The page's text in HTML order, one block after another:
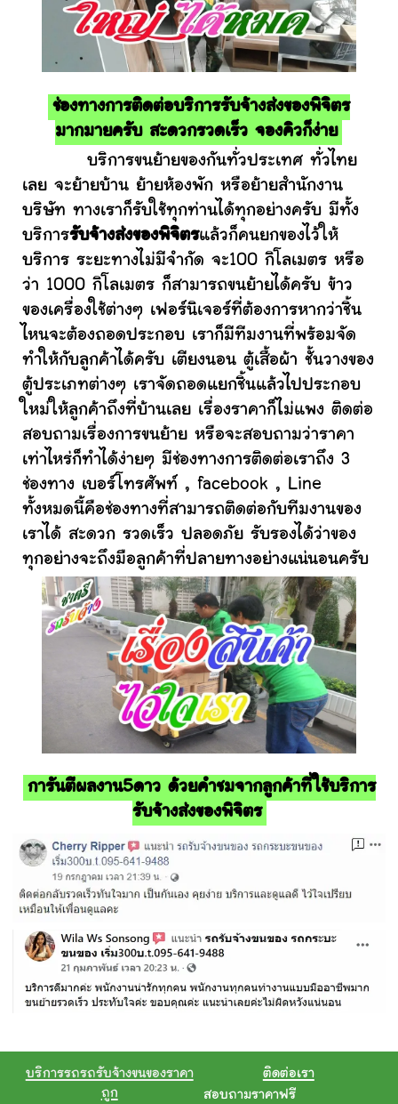
ช่องทางการติดต่อบริการรับจ้างส่งของพิจิตร
มากมายครับ สะดวกรวดเร็ว จองคิวก็ง่าย
บริการขนย้ายของกันทั่วประเทศ ทั่วไทย
เลย จะย้ายบ้าน ย้ายห้องพัก หรือย้ายสำนักงาน
บริษัท ทางเราก็รับใช้ทุกท่านได้ทุกอย่างครับ มีทั้ง
บริการรับจ้างส่งของพิจิตรแล้วก็คนยกของไว้ให้
บริการ ระยะทางไม่มีจำกัด จะ100 กิโลเมตร หรือ
ว่า 1000 กิโลเมตร ก็สามารถขนย้ายได้ครับ ข้าว
ของเครื่องใช้ต่างๆ เฟอร์นิเจอร์ที่ต้องการหากว่าชิ้น
ไหนจะต้องถอดประกอบ เราก็มีทีมงานที่พร้อมจัด
ทำให้กับลูกค้าได้ครับ เตียงนอน ตู้เสื้อผ้า ชั้นวางของ
ตู้ประเภทต่างๆ เราจัดถอดแยกชิ้นแล้วไปประกอบ
ใหม่ให้ลูกค้าถึงที่บ้านเลย เรื่องราคาก็ไม่แพง ติดต่อ
สอบถามเรื่องการขนย้าย หรือจะสอบถามว่าราคา
เท่าไหร่ก็ทำได้ง่ายๆ มีช่องทางการติดต่อเราถึง 3
ช่องทาง เบอร์โทรศัพท์ , facebook , Line
ทั้งหมดนี้คือช่องทางที่สามารถติดต่อกับทีมงานของ
เราได้ สะดวก รวดเร็ว ปลอดภัย รับรองได้ว่าของ
ทุกอย่างจะถึงมือลูกค้าที่ปลายทางอย่างแน่นอนครับ
การันตีผลงาน5ดาว ด้วยคำชมจากลูกค้าที่ใช้บริการ
รับจ้างส่งของพิจิตร
บริการรถรถรับจ้างขนของราคา
ถูก
ติดต่อเรา
สอบถามราคาฟรี